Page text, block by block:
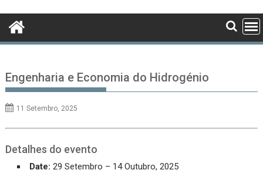
Engenharia e Economia do Hidrogénio
11 Setembro, 2025
Detalhes do evento
Date: 29 Setembro – 14 Outubro, 2025